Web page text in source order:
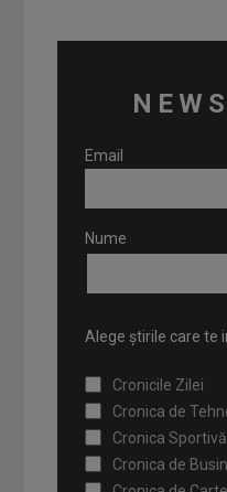
Email
Nume
Alege știrile care te
Cronicile Zilei
Cronica de
Cronica Sportivă
Cronica de